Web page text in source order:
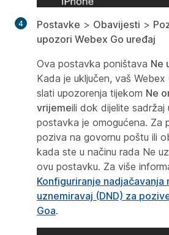
Postavke > Obavijesti >
upozori Webex Go uređaj
Ova postavka poništava Ne
Kada je uključen, vaš Webex
slati upozorenja tijekom Ne
vrijemeili dok dijelite sadržaj
postavka je omogućena. Za
poziva na govornu poštu ili
kada ste u načinu rada Ne
ovu postavku. Za više
Konfiguriranje nadjačavanja
uznemiravaj (DND) za
Goa.